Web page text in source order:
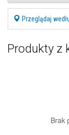
Przeglądaj
Produkty z
Brak